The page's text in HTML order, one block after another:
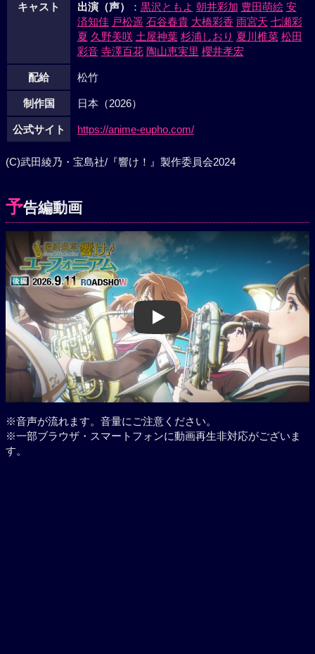
キャスト
出演（声）
： 黒沢ともよ 朝井彩加 豊田萌絵 安
済知佳 戸松遥 石谷春貴 大橋彩香 雨宮天 七瀬彩
夏 久野美咲 土屋神葉 杉浦しおり 夏川椎菜 松田
彩音 寺澤百花 陶山恵実里 櫻井孝宏
配給 松竹
制作国 日本（2026）
公式サイト https://anime-eupho.com/
(C)武田綾乃・宝島社/『響け！』製作委員会2024
予告編動画
Play
※音声が流れます。音量にご注意ください。
※一部ブラウザ・スマートフォンに動画再生非対応がございま
す。